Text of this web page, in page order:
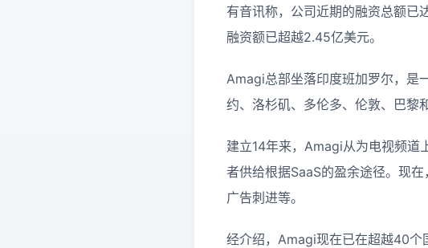
有音讯称，公司近期的融资总额已
融资额已超越2.45亿美元。
Amagi总部坐落印度班加罗尔，是
约、洛杉矶、多伦多、伦敦、巴黎
建立14年来，Amagi从为电视频道
者供给根据SaaS的盈余途径。现
广告刺进等。
经介绍，Amagi现在已在超越40